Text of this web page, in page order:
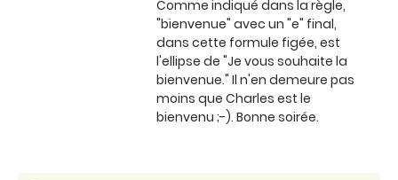
Comme indiqué dans la règle,
"bienvenue" avec un "e" final,
dans cette formule figée, est
l'ellipse de "Je vous souhaite la
bienvenue." Il n'en demeure pas
moins que Charles est le
bienvenu ;-). Bonne soirée.